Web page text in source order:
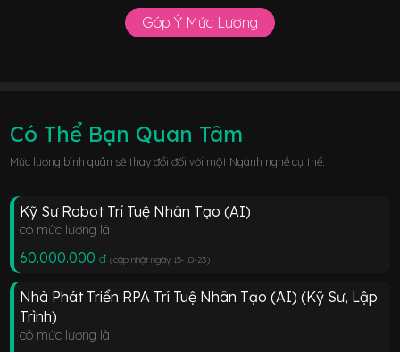
Góp Ý Mức Lương
Có Thể Bạn Quan Tâm
Mức lương bình quân sẽ thay đổi đối với một Ngành nghề cụ thể.
Kỹ Sư Robot Trí Tuệ Nhân Tạo (AI)
có mức lương là
60.000.000 đ (cập nhật ngày 15-10-23)
Nhà Phát Triển RPA Trí Tuệ Nhân Tạo (AI) (Kỹ Sư, Lập
Trình)
có mức lương là